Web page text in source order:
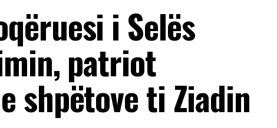
i Selës
patriot
shpëtove ti Ziadin